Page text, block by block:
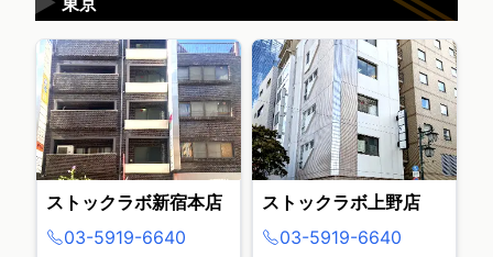
ストックラボ新宿本店
03-5919-6640
ストックラボ上野店
03-5919-6640